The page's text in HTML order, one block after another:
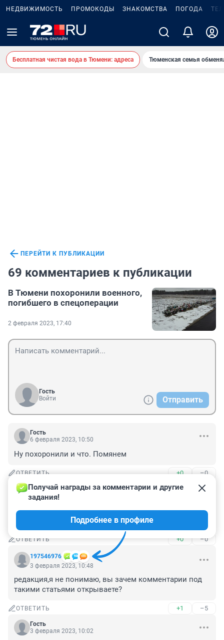
НЕДВИЖИМОСТЬ ПРОМОКОДЫ ЗНАКОМСТВА ПОГОДА
Бесплатная чистая вода в Тюмени: адреса Тюменская семья
ПЕРЕЙТИ К ПУБЛИКАЦИИ
69 комментариев к публикации
В Тюмени похоронили военного,
погибшего в спецоперации
2 февраля 2023, 17:40
Гость
Войти
Отправить
Гость
6 февраля 2023, 10:50
Ну похоронили и что. Помянем
ОТВЕТИТЬ +0 –0
Гость
4 февраля 2023, 20:58
Сколько же тут тварей, которые ехидничают над
смертью парня! Бог вам судья.
ОТВЕТИТЬ +0 –0
197546976
Получай награды за комментарии и другие
задания!
Подробнее в профиле
3 февраля 2023, 10:48
редакция,я не понимаю, вы зачем комментарии под
такими статьями открываете?
ОТВЕТИТЬ +1 –5
Гость
3 февраля 2023, 10:02